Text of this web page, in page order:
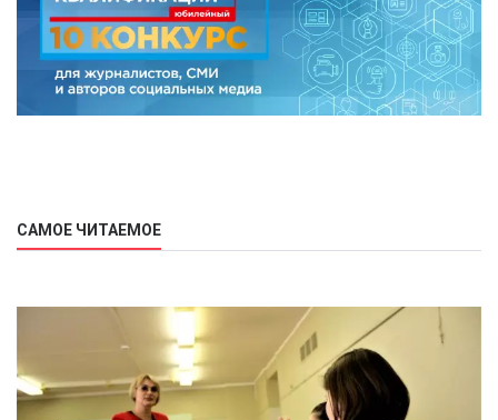
САМОЕ ЧИТАЕМОЕ